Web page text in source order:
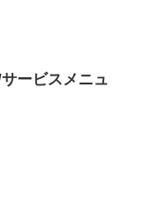
ービスメニュ